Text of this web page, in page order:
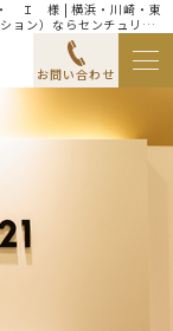
Ｉ 様 | 横浜・川崎・東
ョン）ならセンチュリー
お問い合わせ